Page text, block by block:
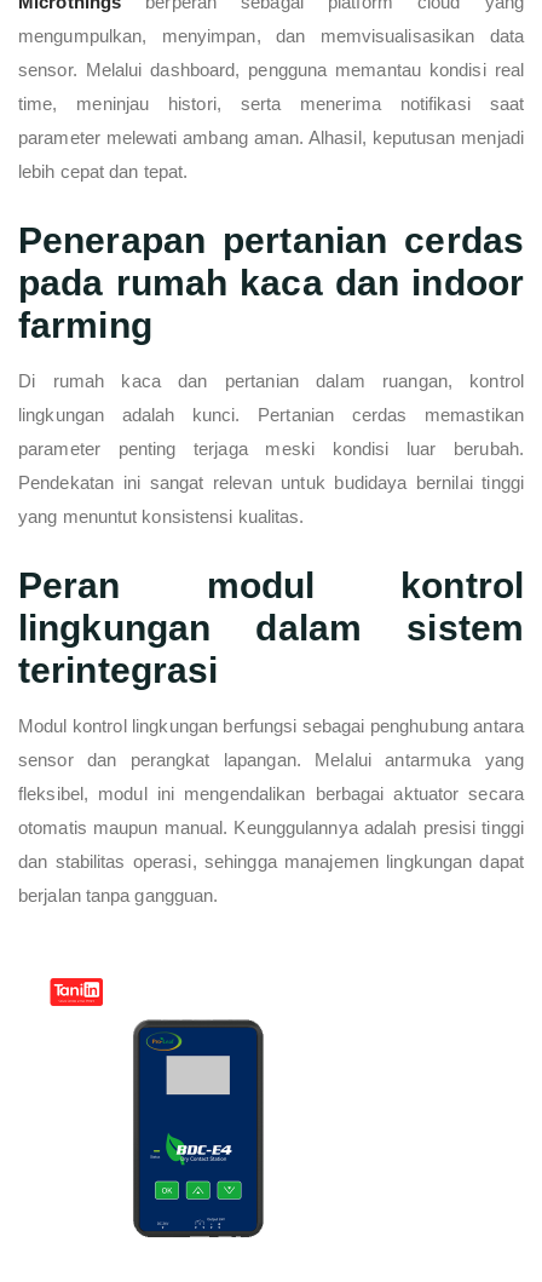
mengumpulkan, menyimpan, dan memvisualisasikan data
sensor. Melalui dashboard, pengguna memantau kondisi real
time, meninjau histori, serta menerima notifikasi saat
parameter melewati ambang aman. Alhasil, keputusan menjadi
lebih cepat dan tepat.
Penerapan pertanian cerdas
pada rumah kaca dan indoor
farming
Di rumah kaca dan pertanian dalam ruangan, kontrol
lingkungan adalah kunci. Pertanian cerdas memastikan
parameter penting terjaga meski kondisi luar berubah.
Pendekatan ini sangat relevan untuk budidaya bernilai tinggi
yang menuntut konsistensi kualitas.
Peran modul kontrol
lingkungan dalam sistem
terintegrasi
Modul kontrol lingkungan berfungsi sebagai penghubung antara
sensor dan perangkat lapangan. Melalui antarmuka yang
fleksibel, modul ini mengendalikan berbagai aktuator secara
otomatis maupun manual. Keunggulannya adalah presisi tinggi
dan stabilitas operasi, sehingga manajemen lingkungan dapat
berjalan tanpa gangguan.